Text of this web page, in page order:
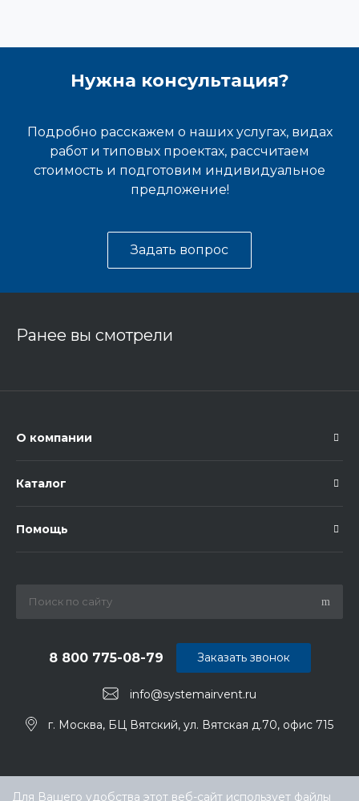
Нужна консультация?
Подробно расскажем о наших услугах, видах
работ и типовых проектах, рассчитаем
стоимость и подготовим индивидуальное
предложение!
Задать вопрос
Ранее вы смотрели
О компании
Каталог
Помощь
info@systemairvent.ru
8 800 775-08-79
г. Москва, БЦ Вятский, ул. Вятская д.70, офис 715
Заказать звонок
Для Вашего удобства этот веб-сайт использует файлы